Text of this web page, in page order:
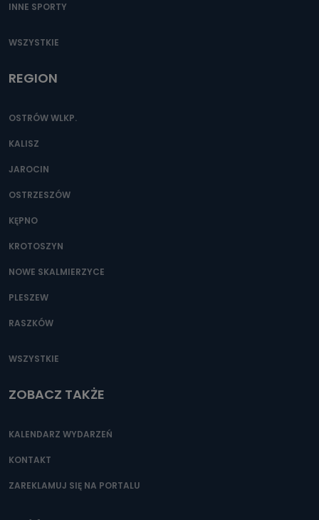
INNE SPORTY
WSZYSTKIE
REGION
OSTRÓW WLKP.
KALISZ
JAROCIN
OSTRZESZÓW
KĘPNO
KROTOSZYN
NOWE SKALMIERZYCE
PLESZEW
RASZKÓW
WSZYSTKIE
ZOBACZ TAKŻE
KALENDARZ WYDARZEŃ
KONTAKT
ZAREKLAMUJ SIĘ NA PORTALU